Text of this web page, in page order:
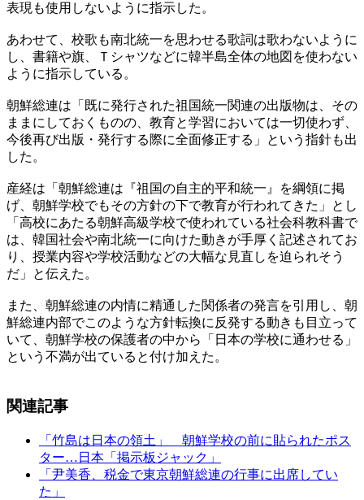
表現も使用しないように指示した。
あわせて、校歌も南北統一を思わせる歌詞は歌わないように
し、書籍や旗、Ｔシャツなどに韓半島全体の地図を使わない
ように指示している。
朝鮮総連は「既に発行された祖国統一関連の出版物は、その
ままにしておくものの、教育と学習においては一切使わず、
今後再び出版・発行する際に全面修正する」という指針も出
した。
産経は「朝鮮総連は『祖国の自主的平和統一』を綱領に掲
げ、朝鮮学校でもその方針の下で教育が行われてきた」とし
「高校にあたる朝鮮高級学校で使われている社会科教科書で
は、韓国社会や南北統一に向けた動きが手厚く記述されてお
り、授業内容や学校活動などの大幅な見直しを迫られそう
だ」と伝えた。
また、朝鮮総連の内情に精通した関係者の発言を引用し、朝
鮮総連内部でこのような方針転換に反発する動きも目立って
いて、朝鮮学校の保護者の中から「日本の学校に通わせる」
という不満が出ていると付け加えた。
関連記事
「竹島は日本の領土」 朝鮮学校の前に貼られたポス
ター…日本「掲示板ジャック」
「尹美香、税金で東京朝鮮総連の行事に出席してい
た」